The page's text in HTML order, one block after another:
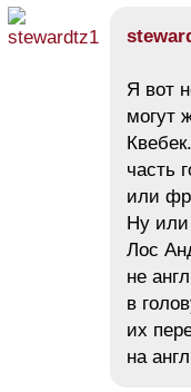
Я вот
могут
часть
или
Ну
Лос
не
в
их
на